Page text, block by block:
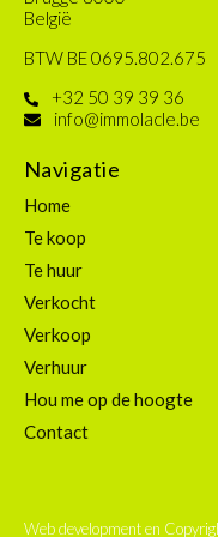
België
BTW BE 0695.802.675
+32 50 39 39 36
info@immolacle.be
Navigatie
Home
Te koop
Te huur
Verkocht
Verkoop
Verhuur
Hou me op de hoogte
Contact
Web development en